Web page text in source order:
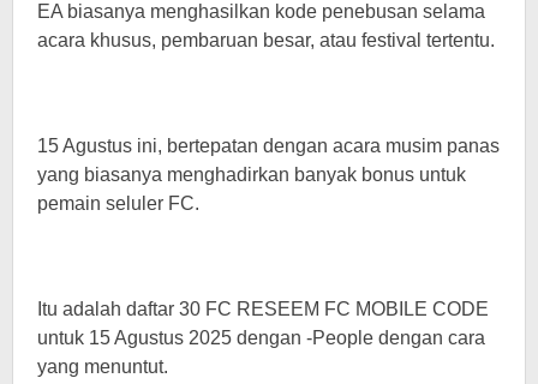
EA biasanya menghasilkan kode penebusan selama
acara khusus, pembaruan besar, atau festival tertentu.
15 Agustus ini, bertepatan dengan acara musim panas
yang biasanya menghadirkan banyak bonus untuk
pemain seluler FC.
Itu adalah daftar 30 FC RESEEM FC MOBILE CODE
untuk 15 Agustus 2025 dengan -People dengan cara
yang menuntut.